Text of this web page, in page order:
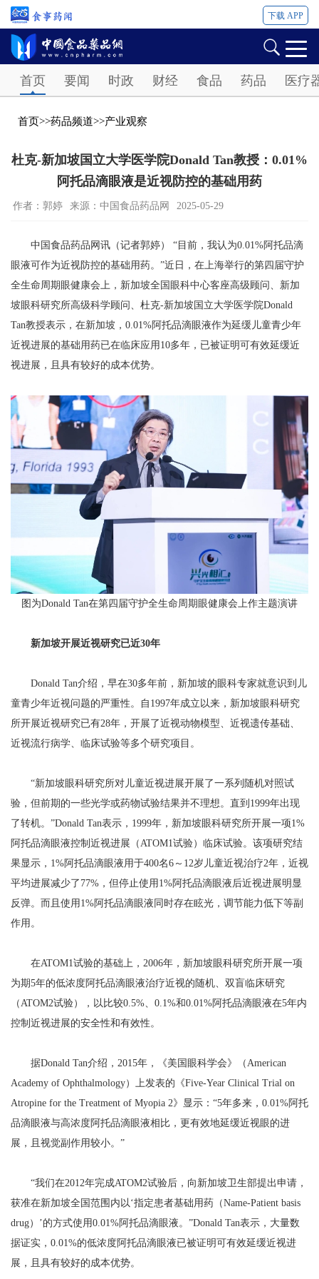
下载 APP
首页 要闻 时政 财经 食品 药品 医疗
首页>>药品频道>>产业观察
杜克-新加坡国立大学医学院Donald Tan教授：0.01%
阿托品滴眼液是近视防控的基础用药
作者：郭婷 来源：中国食品药品网 2025-05-29
中国食品药品网讯（记者郭婷） “目前，我认为0.01%阿托品滴
眼液可作为近视防控的基础用药。”近日，在上海举行的第四届守护
全生命周期眼健康会上，新加坡全国眼科中心客座高级顾问、新加
坡眼科研究所高级科学顾问、杜克-新加坡国立大学医学院Donald
Tan教授表示，在新加坡，0.01%阿托品滴眼液作为延缓儿童青少年
近视进展的基础用药已在临床应用10多年，已被证明可有效延缓近
视进展，且具有较好的成本优势。
图为Donald Tan在第四届守护全生命周期眼健康会上作主题演讲
新加坡开展近视研究已近30年
Donald Tan介绍，早在30多年前，新加坡的眼科专家就意识到儿
童青少年近视问题的严重性。自1997年成立以来，新加坡眼科研究
所开展近视研究已有28年，开展了近视动物模型、近视遗传基础、
近视流行病学、临床试验等多个研究项目。
“新加坡眼科研究所对儿童近视进展开展了一系列随机对照试
验，但前期的一些光学或药物试验结果并不理想。直到1999年出现
了转机。”Donald Tan表示，1999年，新加坡眼科研究所开展一项1%
阿托品滴眼液控制近视进展（ATOM1试验）临床试验。该项研究结
果显示，1%阿托品滴眼液用于400名6～12岁儿童近视治疗2年，近视
平均进展减少了77%，但停止使用1%阿托品滴眼液后近视进展明显
反弹。而且使用1%阿托品滴眼液同时存在眩光，调节能力低下等副
作用。
在ATOM1试验的基础上，2006年，新加坡眼科研究所开展一项
为期5年的低浓度阿托品滴眼液治疗近视的随机、双盲临床研究
（ATOM2试验），以比较0.5%、0.1%和0.01%阿托品滴眼液在5年内
控制近视进展的安全性和有效性。
据Donald Tan介绍，2015年，《美国眼科学会》（American
Academy of Ophthalmology）上发表的《Five-Year Clinical Trial on
Atropine for the Treatment of Myopia 2》显示：“5年多来，0.01%阿托
品滴眼液与高浓度阿托品滴眼液相比，更有效地延缓近视眼的进
展，且视觉副作用较小。”
“我们在2012年完成ATOM2试验后，向新加坡卫生部提出申请，
获准在新加坡全国范围内以‘指定患者基础用药（Name-Patient basis
drug）’的方式使用0.01%阿托品滴眼液。”Donald Tan表示，大量数
据证实，0.01%的低浓度阿托品滴眼液已被证明可有效延缓近视进
展，且具有较好的成本优势。